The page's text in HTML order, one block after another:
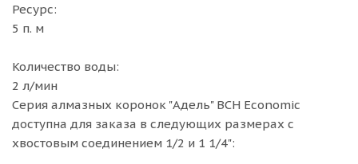
Ресурс:
5 п. м
Количество воды:
2 л/мин
Cерия алмазных коронок "Адель" BCH Economic
доступна для заказа в следующих размерах с
хвостовым соединением 1/2 и 1 1/4":